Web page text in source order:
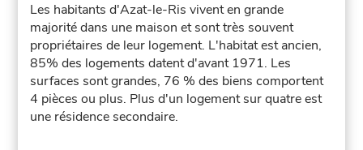
Les habitants d'Azat-le-Ris vivent en grande
majorité dans une maison et sont très souvent
propriétaires de leur logement. L'habitat est ancien,
85% des logements datent d'avant 1971. Les
surfaces sont grandes, 76 % des biens comportent
4 pièces ou plus. Plus d'un logement sur quatre est
une résidence secondaire.